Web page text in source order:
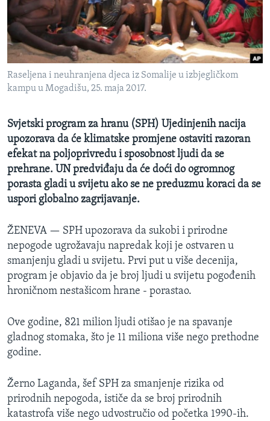
MAGAZIN
O GLASU AMERIKE
Learning English
Jezici
Raseljena i neuhranjena djeca iz Somalije u izbjegličkom
kampu u Mogadišu, 25. maja 2017.
Svjetski program za hranu (SPH) Ujedinjenih nacija
upozorava da će klimatske promjene ostaviti razoran
efekat na poljoprivredu i sposobnost ljudi da se
prehrane. UN predviđaju da će doći do ogromnog
porasta gladi u svijetu ako se ne preduzmu koraci da se
uspori globalno zagrijavanje.
ŽENEVA — SPH upozorava da sukobi i prirodne
nepogode ugrožavaju napredak koji je ostvaren u
smanjenju gladi u svijetu. Prvi put u više decenija,
program je objavio da je broj ljudi u svijetu pogođenih
hroničnom nestašicom hrane - porastao.
Ove godine, 821 milion ljudi otišao je na spavanje
gladnog stomaka, što je 11 miliona više nego prethodne
godine.
Žerno Laganda, šef SPH za smanjenje rizika od
prirodnih nepogoda, ističe da se broj prirodnih
katastrofa više nego udvostručio od početka 1990-ih.